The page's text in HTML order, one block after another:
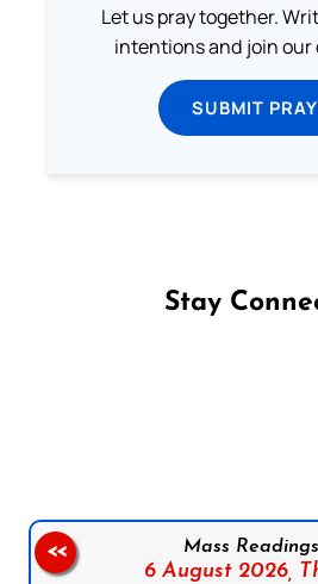
Let us pray together.
intentions and join our
SUBMIT
Stay
Mass
6 August 2026,
<<